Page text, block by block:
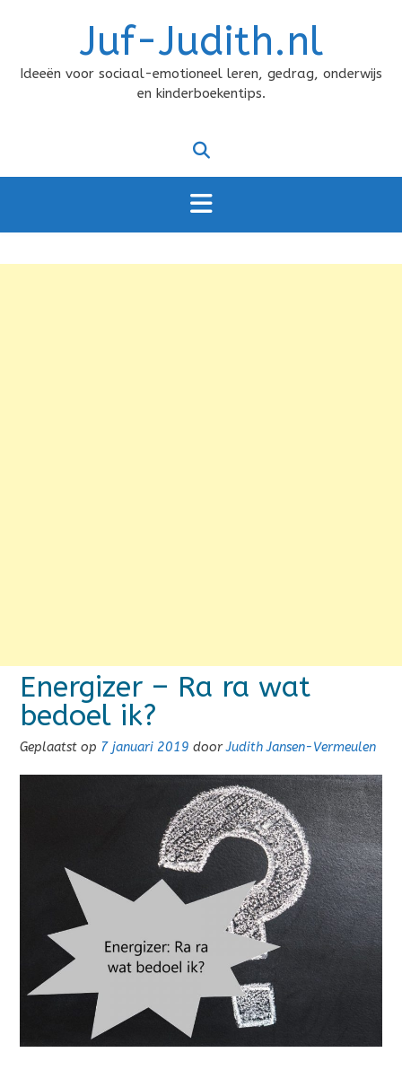
Juf-Judith.nl
Ideeën voor sociaal-emotioneel leren, gedrag, onderwijs
en kinderboekentips.
Energizer – Ra ra wat
bedoel ik?
Geplaatst op 7 januari 2019 doorJudith Jansen-Vermeulen